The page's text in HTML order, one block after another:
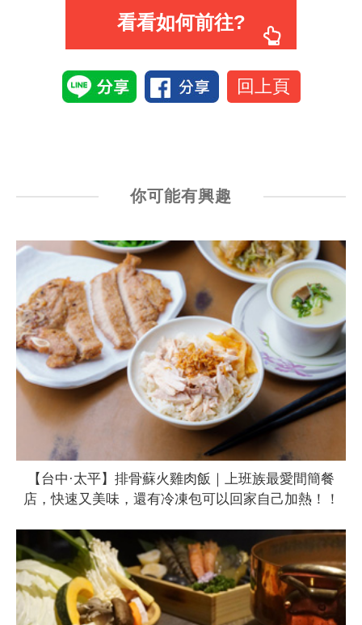
看看如何前往?
回上頁
你可能有興趣
【台中·太平】排骨蘇火雞肉飯｜上班族最愛間簡餐
店，快速又美味，還有冷凍包可以回家自己加熱！！